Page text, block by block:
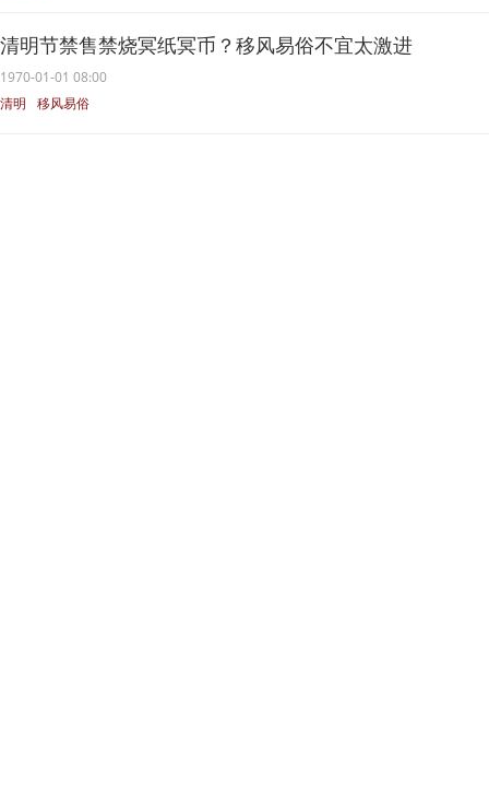
清明节禁售禁烧冥纸冥币？移风易俗不宜太激进
1970-01-01 08:00
清明
移风易俗